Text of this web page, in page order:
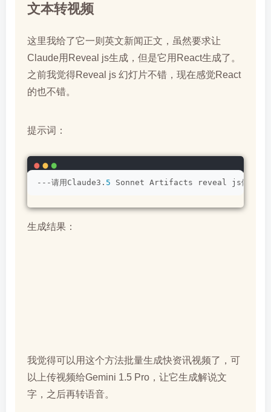
文本转视频
这里我给了它一则英文新闻正文，虽然要求让
Claude用Reveal js生成，但是它用React生成了。
之前我觉得Reveal js 幻灯片不错，现在感觉React
的也不错。
提示词：
---请用Claude3. 5 Sonnet Artifacts reveal js做成幻灯片
生成结果：
我觉得可以用这个方法批量生成快资讯视频了，可
以上传视频给Gemini 1.5 Pro，让它生成解说文
字，之后再转语音。